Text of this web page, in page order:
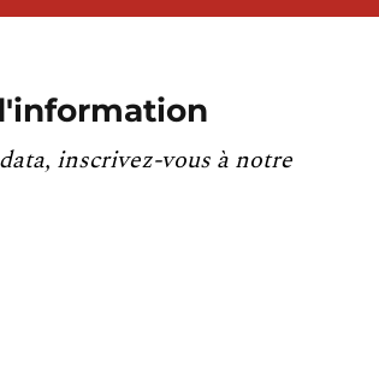
inscrivez-vous à notre